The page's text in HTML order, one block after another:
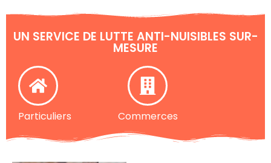
UN SERVICE DE LUTTE ANTI-NUISIBLES SUR-
MESURE
Particuliers Commerces